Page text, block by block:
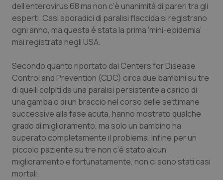
Lombardia
Marche
Molise
Piemonte
Provincia Autonoma di Bolzano
Provincia Autonoma di Trento
Puglia
Dolore
Donna & Salute
Epatiti
HIV
Infezioni & Febbre
Ipertensione & Scompenso
Malattie rare
dell’enterovirus 68 ma non c’è unanimità di pareri tra gli
esperti. Casi sporadici di paralisi flaccida si registrano
ogni anno, ma questa è stata la prima ‘mini-epidemia’
mai registrata negli USA.
Secondo quanto riportato dai Centers for Disease
Control and Prevention (CDC) circa due bambini su tre
di quelli colpiti da una paralisi persistente a carico di
una gamba o di un braccio nel corso delle settimane
successive alla fase acuta, hanno mostrato qualche
grado di miglioramento, ma solo un bambino ha
superato completamente il problema. Infine per un
piccolo paziente su tre non c’è stato alcun
miglioramento e fortunatamente, non ci sono stati casi
mortali.